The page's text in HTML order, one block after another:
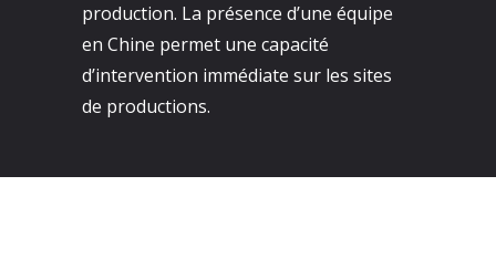
production. La présence d’une équipe
en Chine permet une capacité
d’intervention immédiate sur les sites
de productions.